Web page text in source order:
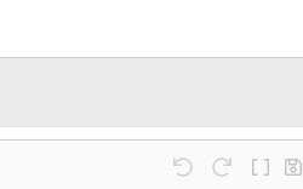
Rückgängig
Wiederholen
Entwurf speichern